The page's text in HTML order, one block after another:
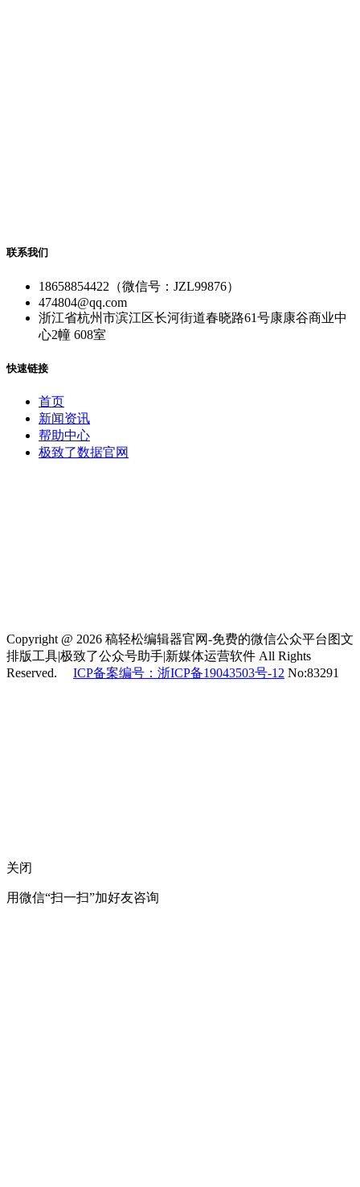
联系我们
18658854422（微信号：JZL99876）
474804@qq.com
浙江省杭州市滨江区长河街道春晓路61号康康谷商业中
心2幢 608室
快速链接
首页
新闻资讯
帮助中心
极致了数据官网
Copyright @ 2026 稿轻松编辑器官网-免费的微信公众平台图文
排版工具|极致了公众号助手|新媒体运营软件 All Rights
Reserved. ICP备案编号：浙ICP备19043503号-12 No:83291
关闭
用微信“扫一扫”加好友咨询